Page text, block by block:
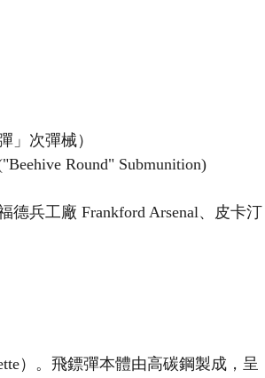
」次彈械）
Round" Submunition)
兵工廠 Frankford Arsenal、皮卡汀
）。飛鏢彈本體由高碳鋼製成，呈